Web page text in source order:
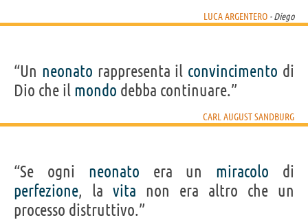
LUCA ARGENTERO - Diego
“Un neonato rappresenta il convincimento di
Dio che il mondo debba continuare.”
CARL AUGUST SANDBURG
“Se ogni neonato era un miracolo di
perfezione, la vita non era altro che un
processo distruttivo.”